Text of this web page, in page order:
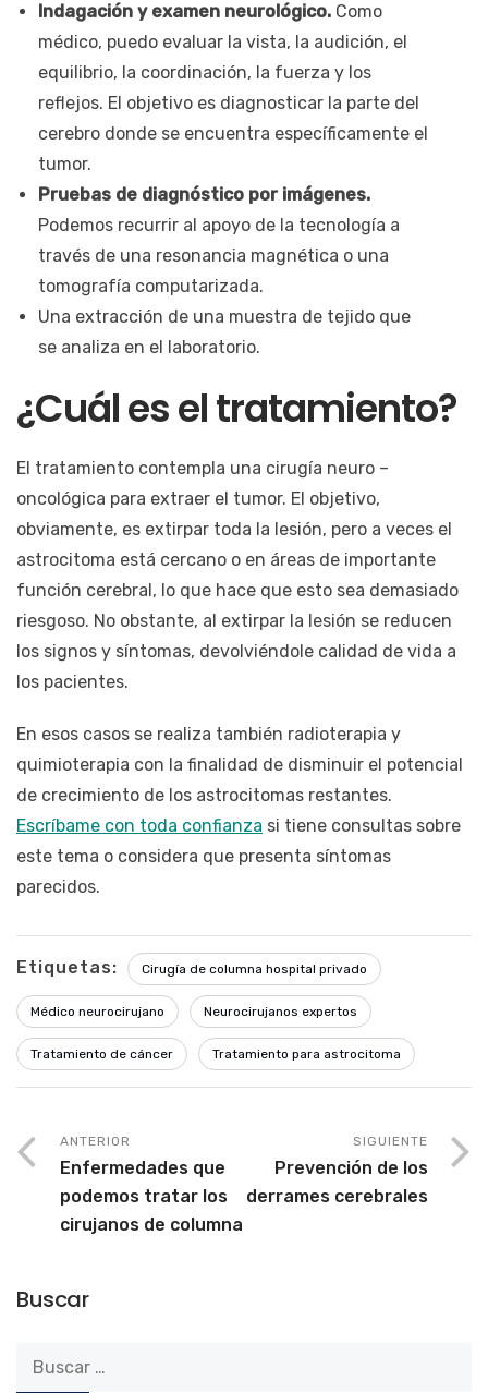
Indagación y examen neurológico. Como
médico, puedo evaluar la vista, la audición, el
equilibrio, la coordinación, la fuerza y los
reflejos. El objetivo es diagnosticar la parte del
cerebro donde se encuentra específicamente el
tumor.
Pruebas de diagnóstico por imágenes.
Podemos recurrir al apoyo de la tecnología a
través de una resonancia magnética o una
tomografía computarizada.
Una extracción de una muestra de tejido que
se analiza en el laboratorio.
¿Cuál es el tratamiento?
El tratamiento contempla una cirugía neuro –
oncológica para extraer el tumor. El objetivo,
obviamente, es extirpar toda la lesión, pero a veces el
astrocitoma está cercano o en áreas de importante
función cerebral, lo que hace que esto sea demasiado
riesgoso. No obstante, al extirpar la lesión se reducen
los signos y síntomas, devolviéndole calidad de vida a
los pacientes.
En esos casos se realiza también radioterapia y
quimioterapia con la finalidad de disminuir el potencial
de crecimiento de los astrocitomas restantes.
Escríbame con toda confianza si tiene consultas sobre
este tema o considera que presenta síntomas
parecidos.
Etiquetas: Cirugía de columna hospital privado
Médico neurocirujano Neurocirujanos expertos
Tratamiento de cáncer Tratamiento para astrocitoma
ANTERIOR
Enfermedades que
podemos tratar los
cirujanos de columna
SIGUIENTE
Prevención de los
derrames cerebrales
Buscar